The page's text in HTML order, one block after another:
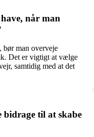
når man
man overveje
Det er vigtigt at vælge
samtidig med at det
til at skabe